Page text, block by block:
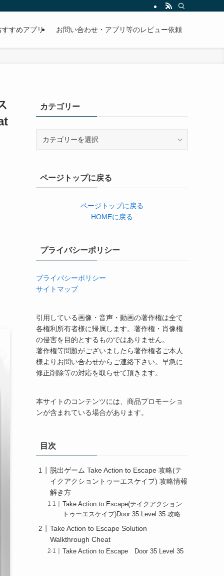
すすめアプリ お問い合わせ・アプリ等のレビュー依頼
カテゴリー
ーページトップに戻る
ページトップに戻る
HOMEに戻る
プライバシーポリシー
プライバシーポリシー
サイトマップ
引用している画像・音声・動画の著作権は全て
各権利所有者様に帰属します。著作権・肖像権
の侵害を目的とするものではありません。
著作権等問題がございましたら著作権者ご本人
様よりお問い合わせからご連絡下さい。早急に
修正削除等の対応を取らせて頂きます。
本サイトのコンテンツには、商品プロモーショ
ンが含まれている場合があります。
目次
脱出ゲーム Take Action to Escape 攻略(テ
イクアクショントゥーエスケイプ) 攻略情報
解き方
Take Action to Escape(テイクアクション
トゥーエスケイプ)Door 35 Level 35 攻略
Take Action to Escape Solution
Walkthrough Cheat
Take Action to Escape Door 35 Level 35